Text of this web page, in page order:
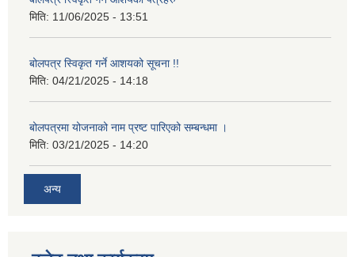
मिति: 11/06/2025 - 13:51
बोलपत्र स्विकृत गर्ने आशयको सूचना !!
मिति: 04/21/2025 - 14:18
बोलपत्रमा योजनाको नाम प्रष्ट पारिएको सम्बन्धमा ।
मिति: 03/21/2025 - 14:20
अन्य